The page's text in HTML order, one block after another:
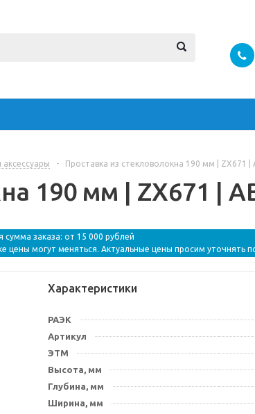
- Проставка из стекловолокна 190 мм | ZX671 |
190 мм | ZX671 |
сумма заказа: от 15 000 рублей
цены могут меняться. Актуальные цены просим уточнять
Характеристики
РАЭК
Артикул
ЭТМ
Высота, мм
Глубина, мм
Ширина, мм